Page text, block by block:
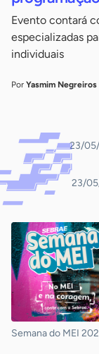
Evento contará
especializadas
individuais
Por Yasmim Negreiros
23/
23/
Semana do MEI